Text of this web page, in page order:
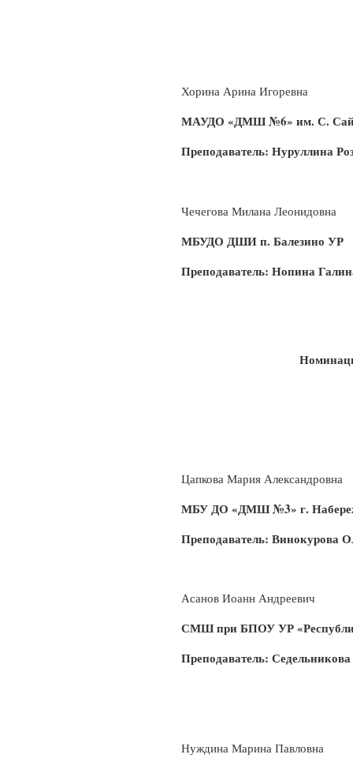
Хорина Арина Игоревна
МАУДО «ДМШ №6» им. С.
Преподаватель: Нуруллина
Чечегова Милана Леонидовна
МБУДО ДШИ п. Балезино УР
Преподаватель: Нопина
Цапкова Мария Александровна
МБУ ДО «ДМШ №3» г.
Преподаватель: Винокурова
Асанов Иоанн Андреевич
СМШ при БПОУ УР
Преподаватель:
Нуждина Марина Павловна